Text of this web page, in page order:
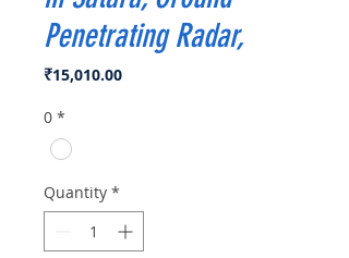
Penetrating Radar,
₹15,010.00Price
0 *
Quantity *